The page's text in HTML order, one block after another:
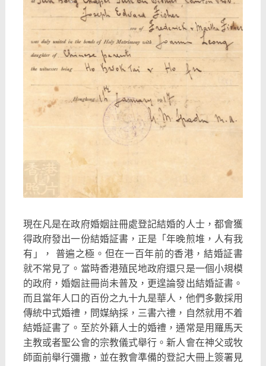
現在凡是在政府婚姻註冊處登記結婚的人士，都會獲
得政府發出一份結婚証書，正是「年晚煎堆，人有我
有」， 普遍之極。但在一百年前的香港，結婚証書
就不常見了。當時香港殖民地政府還只是一個小規模
的政府，婚姻註冊尚未普及，更遑論發出結婚証書。
而且當年人口的百份之九十九是華人，他們多數採用
傳統中式婚禮，問媒納採，三書六禮，自然就用不着
結婚証書了。至於外籍人士的婚禮，通常是用羅馬天
主教或者聖公會的宗教儀式舉行。新人會在神父或牧
師面前舉行彌撒，並在教會準備的登記大冊上簽署見